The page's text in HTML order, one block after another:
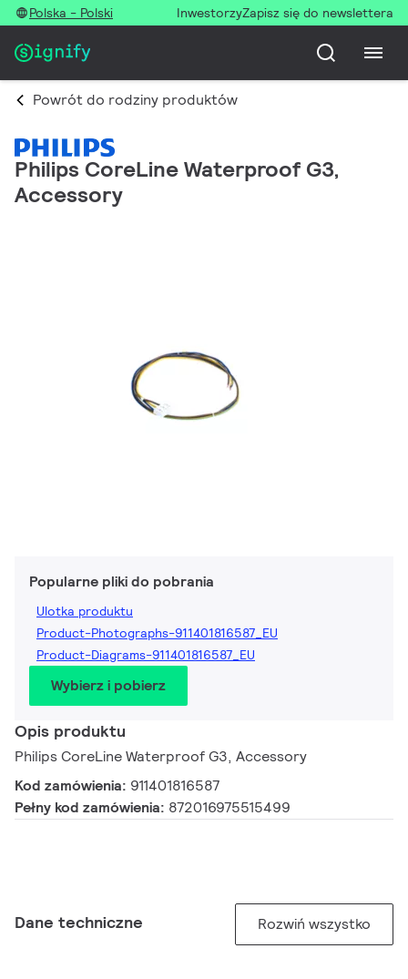
Polska - Polski InwestorzyZapisz się do newslettera
Powrót do rodziny produktów
Philips CoreLine Waterproof G3,
Accessory
Popularne pliki do pobrania
Ulotka produktu
Product-Photographs-911401816587_EU
Product-Diagrams-911401816587_EU
Wybierz i pobierz
Opis produktu
Philips CoreLine Waterproof G3, Accessory
Kod zamówienia: 911401816587
Pełny kod zamówienia: 872016975515499
Dane techniczne Rozwiń wszystko